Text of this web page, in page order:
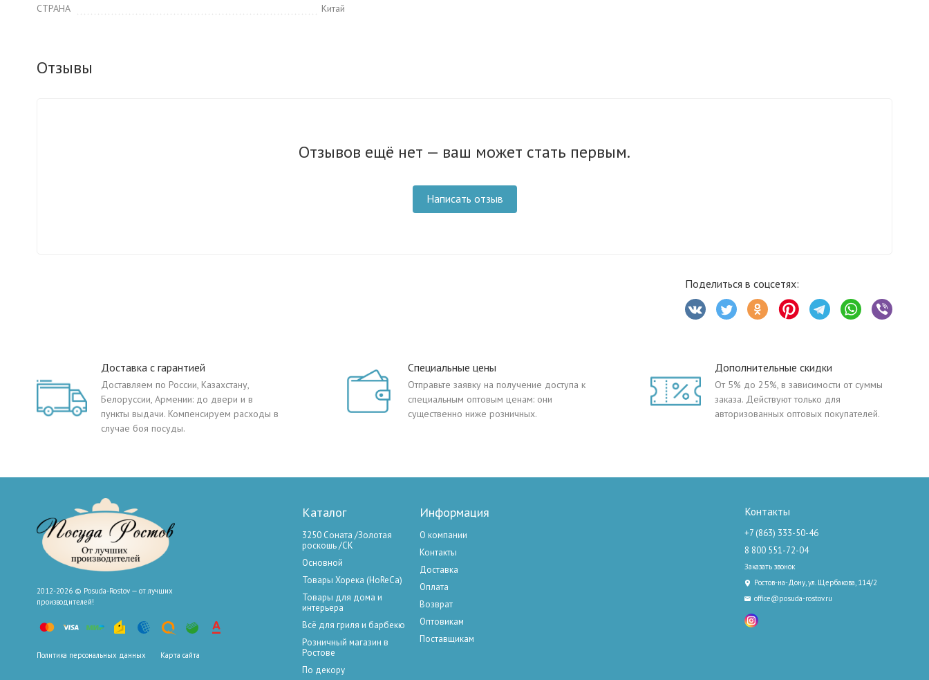
СТРАНА Китай
Отзывы
Отзывов ещё нет — ваш может стать первым.
Написать отзыв
Поделиться в соцсетях:
Доставка с гарантией
Доставляем по России, Казахстану,
Белоруссии, Армении: до двери и в
пункты выдачи. Компенсируем расходы в
случае боя посуды.
Специальные цены
Отправьте заявку на получение доступа к
специальным оптовым ценам: они
существенно ниже розничных.
Дополнительные скидки
От 5% до 25%, в зависимости от суммы
заказа. Действуют только для
авторизованных оптовых покупателей.
2012-2026 © Posuda-Rostov — от лучших
производителей!
Политика персональных данных Карта сайта
Каталог
3250 Соната /Золотая
роскошь /СК
Основной
Товары Хорека (HoReCa)
Товары для дома и
интерьера
Всё для гриля и барбекю
Розничный магазин в
Ростове
По декору
Информация
О компании
Контакты
Доставка
Оплата
Возврат
Оптовикам
Поставщикам
Контакты
+7 (863) 333-50-46
8 800 551-72-04
Заказать звонок
Ростов-на-Дону, ул. Щербакова, 114/2
office@posuda-rostov.ru